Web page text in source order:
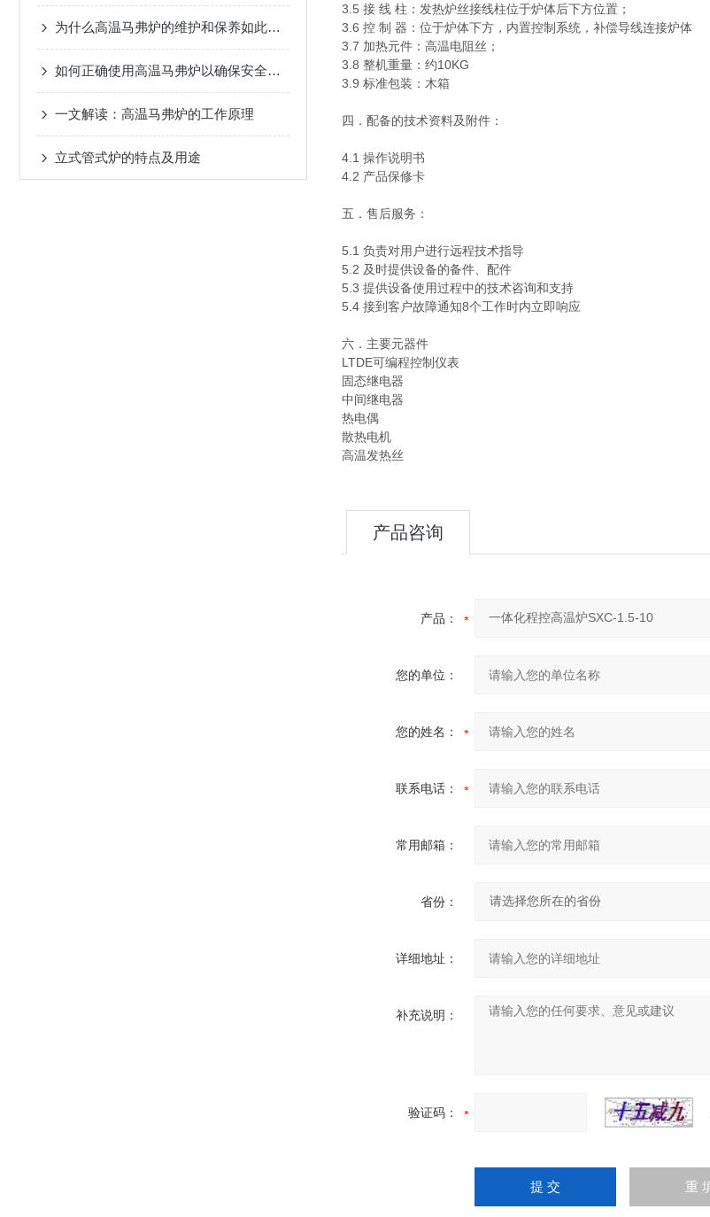
为什么高温马弗炉的维护和保养如此重要？
如何正确使用高温马弗炉以确保安全性？
一文解读：高温马弗炉的工作原理
立式管式炉的特点及用途
3.5 接 线 柱：发热炉丝接线柱位于炉体后下方位置；
3.6 控 制 器：位于炉体下方，内置控制系统，补偿导线连接炉体
3.7 加热元件：高温电阻丝；
3.8 整机重量：约10KG
3.9 标准包装：木箱
四．配备的技术资料及附件：
4.1 操作说明书
4.2 产品保修卡
五．售后服务：
5.1 负责对用户进行远程技术指导
5.2 及时提供设备的备件、配件
5.3 提供设备使用过程中的技术咨询和支持
5.4 接到客户故障通知8个工作时内立即响应
六．主要元器件
LTDE可编程控制仪表
固态继电器
中间继电器
热电偶
散热电机
高温发热丝
产品咨询
产品：
您的单位：
您的姓名：
联系电话：
常用邮箱：
省份：
详细地址：
补充说明：
验证码：